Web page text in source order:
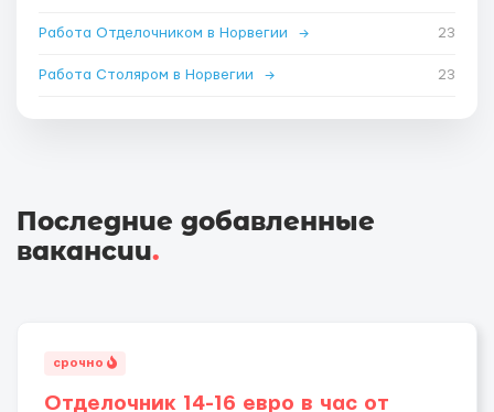
Работа Отделочником в Норвегии → 23
Работа Столяром в Норвегии → 23
Последние добавленные
вакансии.
срочно
Отделочник 14-16 евро в час от